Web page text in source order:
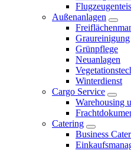
Außenanlagen
Graureinigung
Grünpflege
Neuanlagen
Winterdienst
Cargo Service
Warehousing
Catering
Business